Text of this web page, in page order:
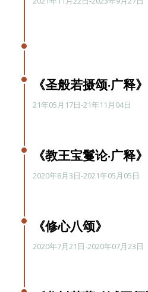
《圣般若摄颂·广释》
21年05月17日-21年11月04日
《教王宝鬘论·广释》
2020年8月3日-2021年05月05日
《修心八颂》
2020年7月21日-2020年07月23日